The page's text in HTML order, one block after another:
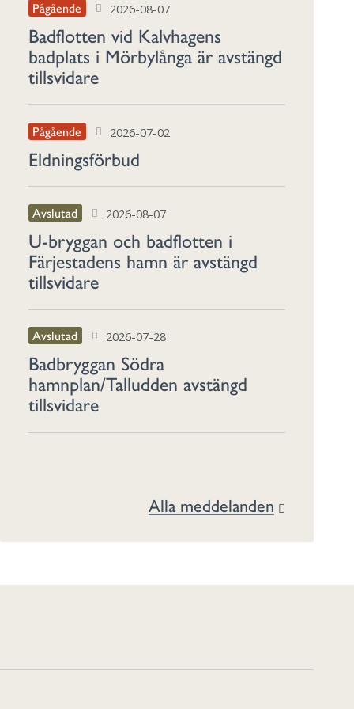
Pågående 2026-08-07
Badflotten vid Kalvhagens
badplats i Mörbylånga är avstängd
tillsvidare
Pågående 2026-07-02
Eldningsförbud
Avslutad 2026-08-07
U-bryggan och badflotten i
Färjestadens hamn är avstängd
tillsvidare
Avslutad 2026-07-28
Badbryggan Södra
hamnplan/Talludden avstängd
tillsvidare
Alla meddelanden